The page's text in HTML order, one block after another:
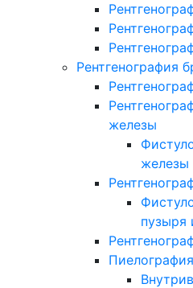
Рентгенография
железы
железы
пузыря